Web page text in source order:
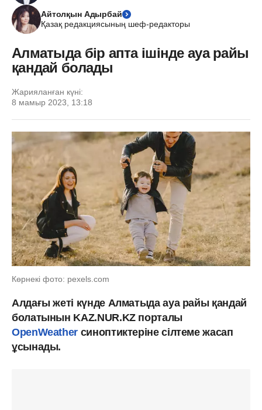
Айтолқын Адырбай
Қазақ редакциясының шеф-редакторы
Алматыда бір апта ішінде ауа райы
қандай болады
Жарияланған күні:
8 мамыр 2023, 13:18
Көрнекі фото: pexels.com
Алдағы жеті күнде Алматыда ауа райы қандай
болатынын KAZ.NUR.KZ порталы
OpenWeather синоптиктеріне сілтеме жасап
ұсынады.